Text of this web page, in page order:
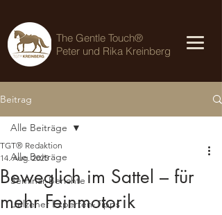
The Gentle Touch®
Peter und Rika Kreinberg
Beitrag
Alle Beiträge
Seminar-Berichte
Uelzener Experten-Tipps
Alle Beiträge
Beweglich im Sattel – für
mehr Feinmotorik
TGT® Redaktion
14. Aug. 2025